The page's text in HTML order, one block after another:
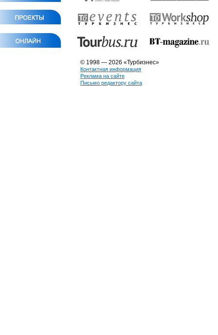
© 1998 — 2026 «Турбизнес»
Контактная информация
Реклама на сайте
Письмо редактору сайта